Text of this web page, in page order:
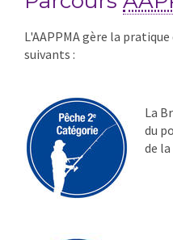
L'AAPPMA gère la
suivants :
La
du
de la